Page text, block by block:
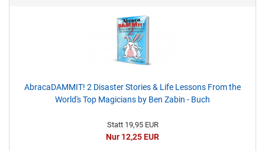
AbracaDAMMIT! 2 Disaster Stories & Life Lessons From the
World's Top Magicians by Ben Zabin - Buch
Statt 19,95 EUR
Nur 12,25 EUR